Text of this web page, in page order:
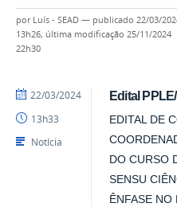
por Luís - SEAD — publicado 22/03/
13h26, última modificação 25/11/2024
22h30
Edital
EDITAL DE
DO CURSO
SENSU
ÊNFASE NO
por
-
SEAD
publicado
22/03/2024
13h33
Notícia